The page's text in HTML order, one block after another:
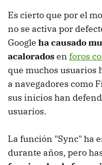
Es cierto que por el
no se activa por
Google ha causado
acaloradosen foros
que muchos usuarios
a navegadores como
sus inicios han
usuarios.
La función "Sync" ha
durante años, pero